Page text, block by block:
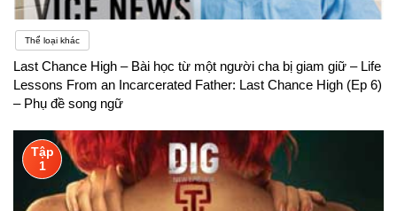
Thể loại khác
Last Chance High – Bài học từ một người cha bị giam giữ – Life
Lessons From an Incarcerated Father: Last Chance High (Ep 6)
– Phụ đề song ngữ
Tập
1